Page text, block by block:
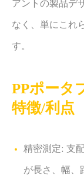
アントの製品デ
なく、単にこれ
す。
PPポータ
特徴/利点
精密測定: 支
が長さ、幅、